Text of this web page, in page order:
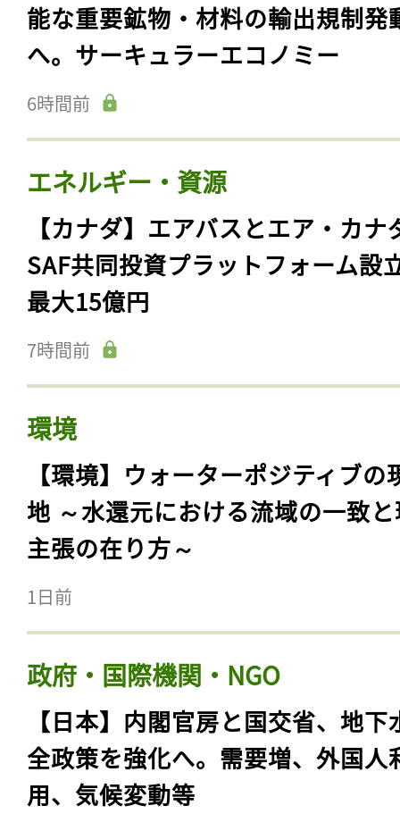
能な重要鉱物・材料の輸出規制発
へ。サーキュラーエコノミー
6時間前
エネルギー・資源
【カナダ】エアバスとエア・カナ
SAF共同投資プラットフォーム設
最大15億円
7時間前
環境
【環境】ウォーターポジティブの
地 ～水還元における流域の一致
主張の在り方～
1日前
政府・国際機関・NGO
【日本】内閣官房と国交省、地下
全政策を強化へ。需要増、外国人
用、気候変動等